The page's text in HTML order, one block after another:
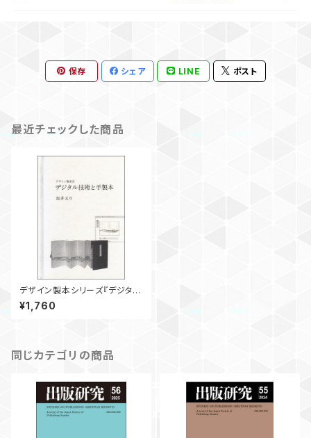
保存 シェア LINE ポスト
最近チェックした商品
デザイン製本シリーズ『デジタル
技術と手製本』
¥1,760
同じカテゴリの商品